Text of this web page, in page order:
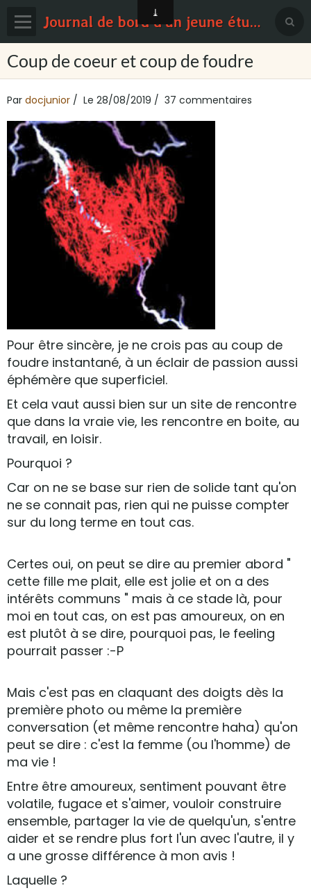
Journal de bord d'un jeune étudiant en médecine
Page d'accueil
Sondages
Coup de coeur et coup de foudre
Par docjunior Le 28/08/2019 37 commentaires
Pour être sincère, je ne crois pas au coup de
foudre instantané, à un éclair de passion aussi
éphémère que superficiel.
Et cela vaut aussi bien sur un site de rencontre
que dans la vraie vie, les rencontre en boite, au
travail, en loisir.
Pourquoi ?
Car on ne se base sur rien de solide tant qu'on
ne se connait pas, rien qui ne puisse compter
sur du long terme en tout cas.
Certes oui, on peut se dire au premier abord "
cette fille me plait, elle est jolie et on a des
intérêts communs " mais à ce stade là, pour
moi en tout cas, on est pas amoureux, on en
est plutôt à se dire, pourquoi pas, le feeling
pourrait passer :-P
Mais c'est pas en claquant des doigts dès la
première photo ou même la première
conversation (et même rencontre haha) qu'on
peut se dire : c'est la femme (ou l'homme) de
ma vie !
Entre être amoureux, sentiment pouvant être
volatile, fugace et s'aimer, vouloir construire
ensemble, partager la vie de quelqu'un, s'entre
aider et se rendre plus fort l'un avec l'autre, il y
a une grosse différence à mon avis !
Laquelle ?